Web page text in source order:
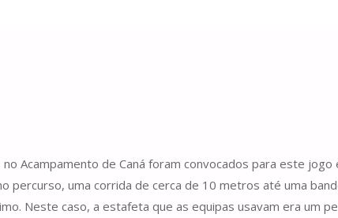
Acampamento de Caná foram convocados para este
percurso, uma corrida de cerca de 10 metros até uma
Neste caso, a estafeta que as equipas usavam era um